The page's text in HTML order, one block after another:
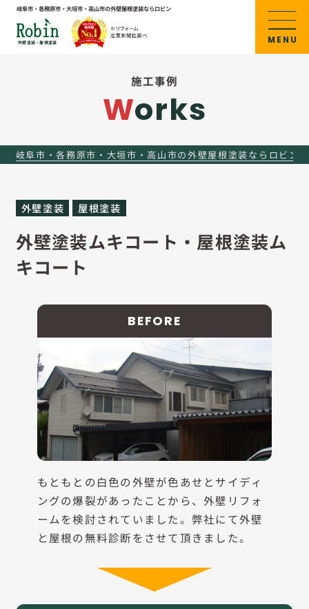
岐阜市・各務原市・大垣市・高山市の外壁屋根塗装ならロビン
外壁塗装・屋根塗装 MENU
施工事例
Works
岐阜市・各務原市・大垣市・高山市の外壁屋根塗装ならロビン
外壁塗装 屋根塗装
外壁塗装ムキコート・屋根塗装ム
キコート
BEFORE
もともとの白色の外壁が色あせとサイディ
ングの爆裂があったことから、外壁リフォ
ームを検討されていました。弊社にて外壁
と屋根の無料診断をさせて頂きました。